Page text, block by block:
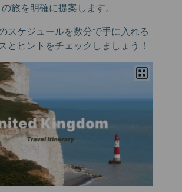
旅を明確に提案します。
スケジュールを数分で手に入れる
とヒントをチェックしましょう！